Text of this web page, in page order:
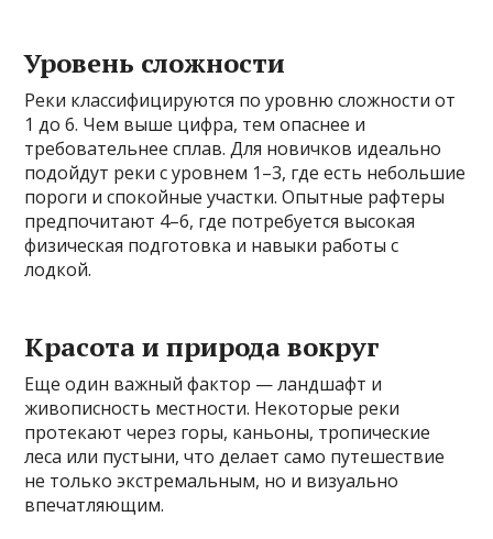
Уровень сложности
Реки классифицируются по уровню сложности от
1 до 6. Чем выше цифра, тем опаснее и
требовательнее сплав. Для новичков идеально
подойдут реки с уровнем 1–3, где есть небольшие
пороги и спокойные участки. Опытные рафтеры
предпочитают 4–6, где потребуется высокая
физическая подготовка и навыки работы с
лодкой.
Красота и природа вокруг
Еще один важный фактор — ландшафт и
живописность местности. Некоторые реки
протекают через горы, каньоны, тропические
леса или пустыни, что делает само путешествие
не только экстремальным, но и визуально
впечатляющим.